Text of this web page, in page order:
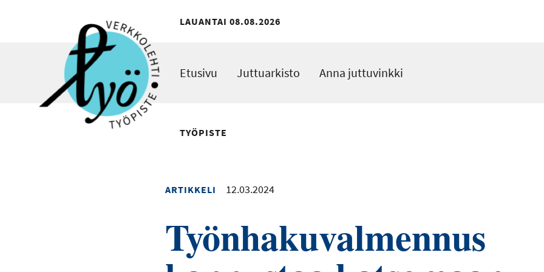
LAUANTAI 08.08.2026
Lauantai
08.08.2026
Etusivu
Juttuarkisto Anna juttuvinkki
TYÖPISTE
ARTIKKELI 12.03.2024
Työnhakuvalmennus